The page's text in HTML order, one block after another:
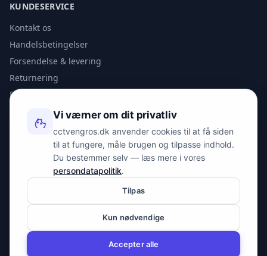
KUNDESERVICE
Kontakt os
Handelsbetingelser
Forsendelse & levering
Returnering
Privatlivspolitik
KONTAKT
info@spyman.dk
Peter Bangs Vej 153, 2000 Frederiksberg
© 2026 cctvengros.dk — En del af Spyman.dk. Alle rettigheder
Vi værner om dit privatliv
cctvengros.dk anvender cookies til at få siden
til at fungere, måle brugen og tilpasse indhold.
Du bestemmer selv — læs mere i vores
persondatapolitik.
Tilpas
Kun nødvendige
Accepter alle